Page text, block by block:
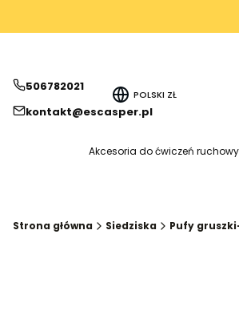
506782021
kontakt@escasper.pl
POLSKI ZŁ
Akcesoria do ćwiczeń
Strona główna Siedziska Pufy